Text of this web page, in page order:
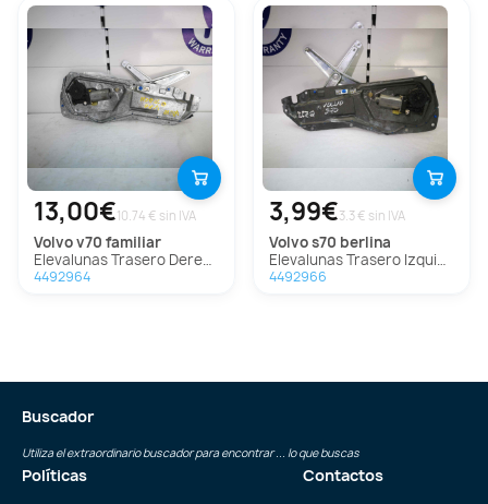
13,00€10.74 € sin IVA
volvov70 familiar
Elevalunas Trasero Derecho para Volvo V70 Familiar
4492964
3,99€3.3 € sin IVA
volvos70 berlina
Elevalunas Trasero Izquierdo para Volvo S70 Berlina
4492966
Buscador
Utiliza el extraordinario buscador para encontrar ... lo que buscas
Políticas Contactos